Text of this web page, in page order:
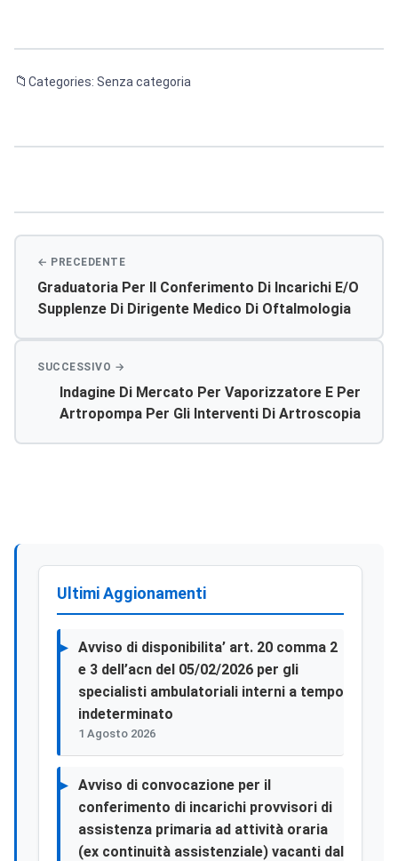
Categories: Senza categoria
Graduatoria Per Il Conferimento Di Incarichi E/o
Supplenze Di Dirigente Medico Di Oftalmologia
Indagine Di Mercato Per Vaporizzatore E Per
Artropompa Per Gli Interventi Di Artroscopia
Ultimi Aggionamenti
Avviso di disponibilita’ art. 20 comma 2
e 3 dell’acn del 05/02/2026 per gli
specialisti ambulatoriali interni a tempo
indeterminato
1 Agosto 2026
Avviso di convocazione per il
conferimento di incarichi provvisori di
assistenza primaria ad attività oraria
(ex continuità assistenziale) vacanti dal